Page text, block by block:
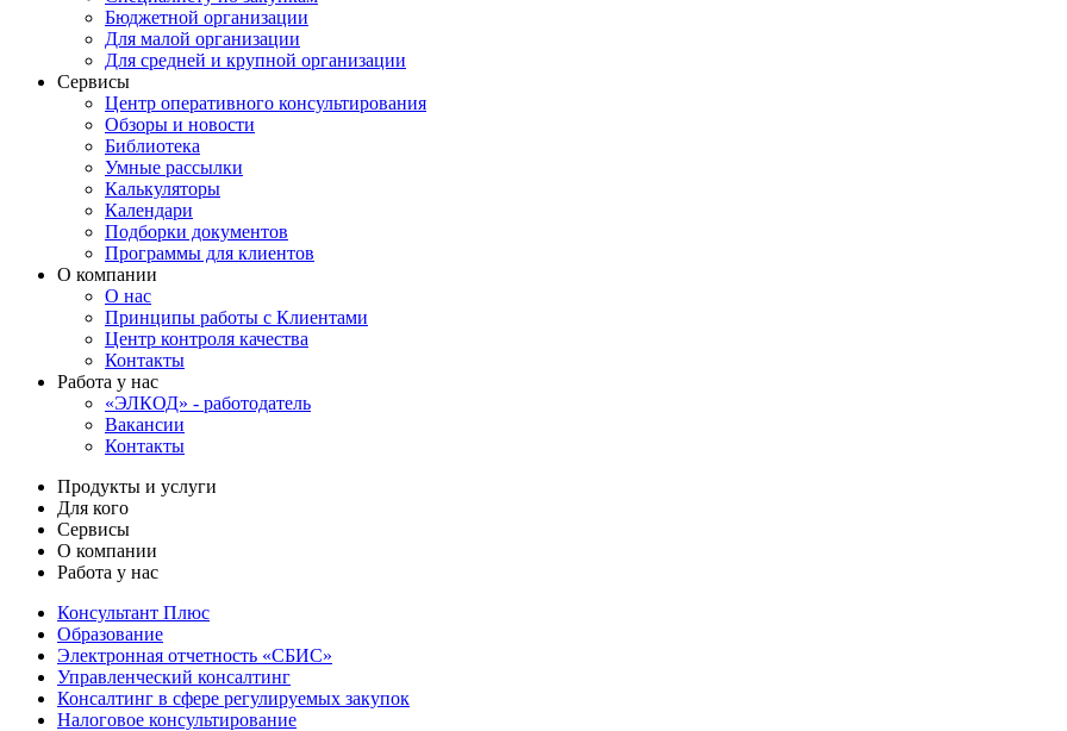
Бюджетной организации
Для малой организации
Для средней и крупной организации
Сервисы
Центр оперативного консультирования
Обзоры и новости
Библиотека
Умные рассылки
Калькуляторы
Календари
Подборки документов
Программы для клиентов
О компании
О нас
Принципы работы с Клиентами
Центр контроля качества
Контакты
Работа у нас
«ЭЛКОД» - работодатель
Вакансии
Контакты
Продукты и услуги
Для кого
Сервисы
О компании
Работа у нас
Консультант Плюс
Образование
Электронная отчетность «СБИС»
Управленческий консалтинг
Консалтинг в сфере регулируемых закупок
Налоговое консультирование